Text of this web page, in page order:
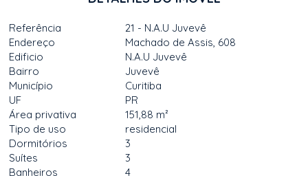
Referência
21 - N.A.U Juvevê
Endereço
Machado de Assis, 608
Edificio
N.A.U Juvevê
Bairro
Juvevê
Município
Curitiba
UF
PR
Área privativa
151,88 m²
Tipo de uso
residencial
Dormitórios
3
Suítes
3
Banheiros
4